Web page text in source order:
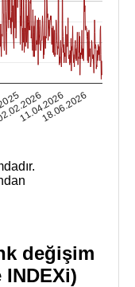
11.04.2026
18.06.2026
değişim